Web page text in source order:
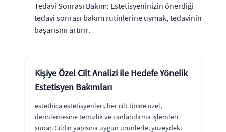
Tedavi Sonrası Bakım: Estetisyeninizin önerdiği
tedavi sonrası bakım rutinlerine uymak, tedavinin
başarısını artırır.
Kişiye Özel Cilt Analizi ile Hedefe Yönelik
Estetisyen Bakımları
estethica estetisyenleri, her cilt tipine özel,
derinlemesine temizlik ve canlandırma işlemleri
sunar. Cildin yapısına uygun ürünlerle, yüzeydeki